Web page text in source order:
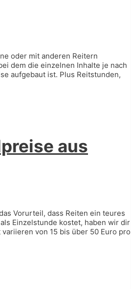
oder mit anderen Reitern
dem die einzelnen Inhalte je nach
aufgebaut ist. Plus Reitstunden,
aus
Vorurteil, dass Reiten ein teures
Einzelstunde kostet, haben wir dir
von 15 bis über 50 Euro pro